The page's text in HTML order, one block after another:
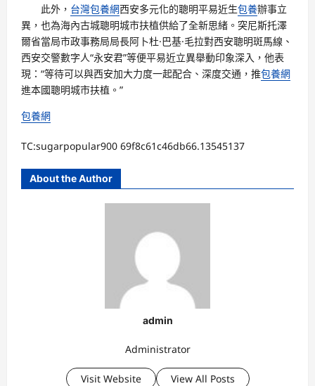
此外， 台灣包養網西安多元化的聰明平易近生包養辦事立
異，也為海內古城聰明城市扶植供給了全新思緒。突尼斯托澤
爾省當局市政事務局局長阿卜杜·巴基·毛拉對西安聰明斑馬線、
西安交警數字人“永安君”等便平易近立異舉動印象深入，他表
現：“等待可以與西安加大力度一起配合、深度交通，推包養網
進本國聰明城市扶植。”
包養網
TC:sugarpopular900 69f8c61c46db66.13545137
About the Author
admin
Administrator
Visit Website View All Posts